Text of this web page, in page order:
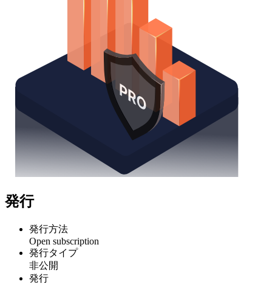
発行
発行方法
Open subscription
発行タイプ
非公開
発行